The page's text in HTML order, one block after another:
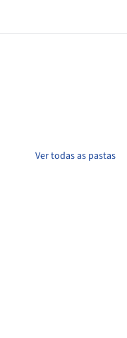
Ver todas as pastas